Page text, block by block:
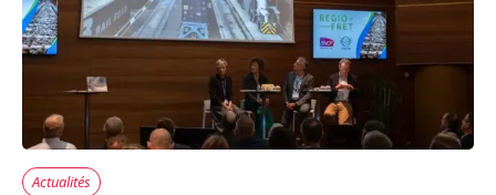
Actualités